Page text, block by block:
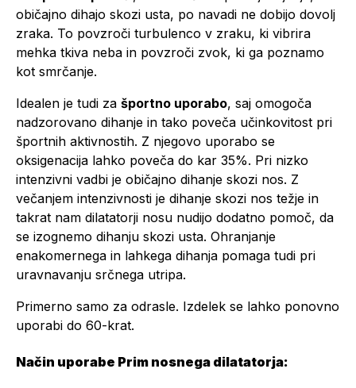
običajno dihajo skozi usta, po navadi ne dobijo dovolj
zraka. To povzroči turbulenco v zraku, ki vibrira
mehka tkiva neba in povzroči zvok, ki ga poznamo
kot smrčanje.
Idealen je tudi za športno uporabo, saj omogoča
nadzorovano dihanje in tako poveča učinkovitost pri
športnih aktivnostih. Z njegovo uporabo se
oksigenacija lahko poveča do kar 35%. Pri nizko
intenzivni vadbi je običajno dihanje skozi nos. Z
večanjem intenzivnosti je dihanje skozi nos težje in
takrat nam dilatatorji nosu nudijo dodatno pomoč, da
se izognemo dihanju skozi usta. Ohranjanje
enakomernega in lahkega dihanja pomaga tudi pri
uravnavanju srčnega utripa.
Primerno samo za odrasle. Izdelek se lahko ponovno
uporabi do 60-krat.
Način uporabe Prim nosnega dilatatorja: